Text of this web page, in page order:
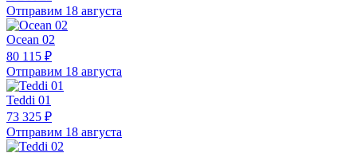
Отправим 18 августа
Ocean 02
80 115 ₽
Отправим 18 августа
Teddi 01
73 325 ₽
Отправим 18 августа